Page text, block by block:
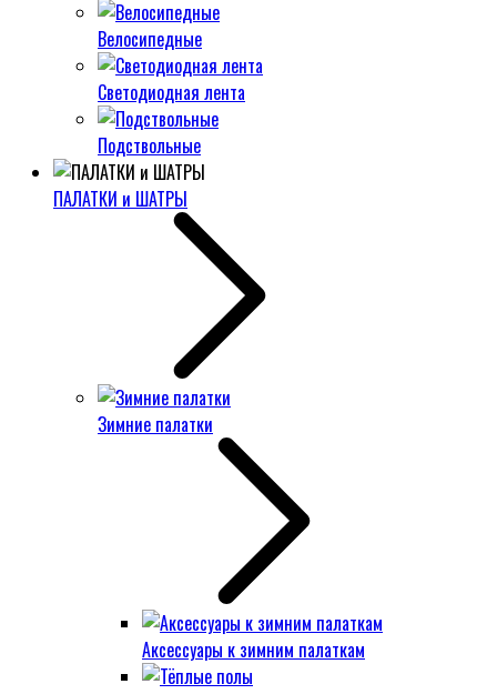
Велосипедные
Светодиодная лента
Подствольные
ПАЛАТКИ и ШАТРЫ
Зимние палатки
Аксессуары к зимним палаткам